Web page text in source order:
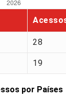
28
19
por Países